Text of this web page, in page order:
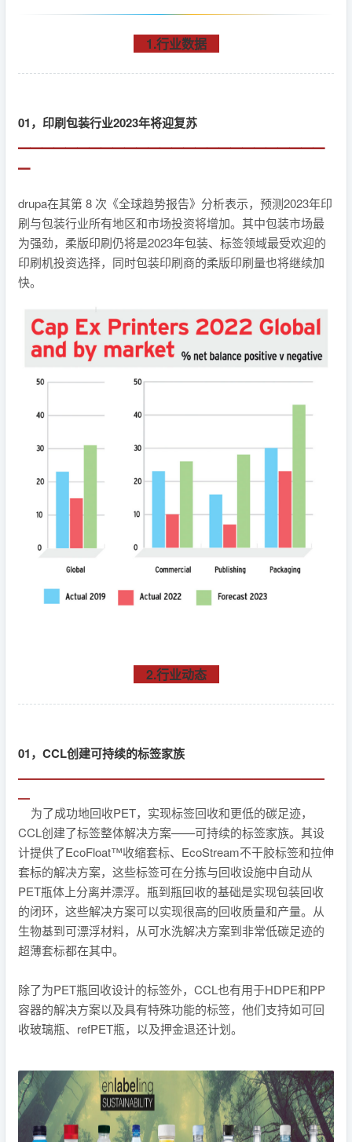
1.行业数据
01，印刷包装行业2023年将迎复苏
▁▁▁▁▁▁▁▁▁▁▁▁▁▁▁▁▁▁▁▁▁▁▁▁▁▁
▁
drupa在其第 8 次《全球趋势报告》分析表示，预测2023年印
刷与包装行业所有地区和市场投资将增加。其中包装市场最
为强劲，柔版印刷仍将是2023年包装、标签领域最受欢迎的
印刷机投资选择，同时包装印刷商的柔版印刷量也将继续加
快。
2.行业动态
01，CCL创建可持续的标签家族
为了成功地回收PET，实现标签回收和更低的碳足迹，
CCL创建了标签整体解决方案——可持续的标签家族。其设
计提供了EcoFloat™收缩套标、EcoStream不干胶标签和拉伸
套标的解决方案，这些标签可在分拣与回收设施中自动从
PET瓶体上分离并漂浮。瓶到瓶回收的基础是实现包装回收
的闭环，这些解决方案可以实现很高的回收质量和产量。从
生物基到可漂浮材料，从可水洗解决方案到非常低碳足迹的
超薄套标都在其中。
除了为PET瓶回收设计的标签外，CCL也有用于HDPE和PP
容器的解决方案以及具有特殊功能的标签，他们支持如可回
收玻璃瓶、refPET瓶，以及押金退还计划。